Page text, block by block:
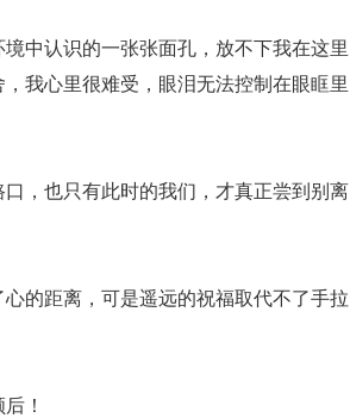
中认识的一张张面孔，放不下我在这里
我心里很难受，眼泪无法控制在眼眶里
，也只有此时的我们，才真正尝到别离
的距离，可是遥远的祝福取代不了手拉
！